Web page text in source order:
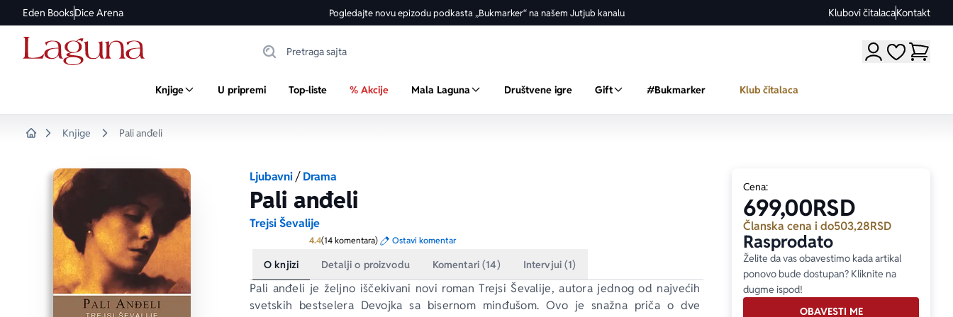
Eden BooksDice Arena Pogledajte novu epizodu podkasta „Bukmarker“ na našem Jutjub kanalu Klubovi čitalacaKontakt
Moji omiljeni
Knjige U pripremi Top-liste % Akcije Mala Laguna Društvene igre Gift #Bukmarker Klub čitalaca
Knjige Pali anđeli
Ljubavni/Drama
Pali anđeli
Trejsi Ševalije
4.4Prosecna ocena je 4.4 od 5
(14 komentara) Ostavi komentar
O knjizi Detalji o proizvodu Komentari (14) Intervjui (1)
Pali anđeli je željno iščekivani novi roman Trejsi Ševalije, autora jednog od najvećih
svetskih bestselera Devojka sa bisernom minđušom. Ovo je snažna priča o dve
Cena:
699,00RSD
Članska cena i do503,28RSD
Rasprodato
Želite da vas obavestimo kada artikal
ponovo bude dostupan? Kliknite na
dugme ispod!
OBAVESTI ME